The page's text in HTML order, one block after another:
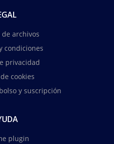
de archivos
condiciones
privacidad
cookies
y suscripción
plugin